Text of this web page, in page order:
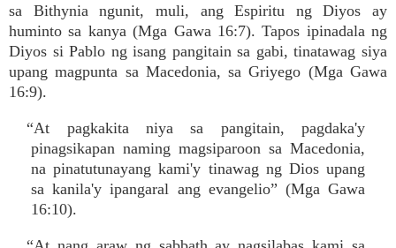
sa Bithynia ngunit, muli, ang Espiritu ng Diyos ay
huminto sa kanya (Mga Gawa 16:7). Tapos ipinadala ng
Diyos si Pablo ng isang pangitain sa gabi, tinatawag siya
upang magpunta sa Macedonia, sa Griyego (Mga Gawa
16:9).
“At pagkakita niya sa pangitain, pagdaka'y
pinagsikapan naming magsiparoon sa Macedonia,
na pinatutunayang kami'y tinawag ng Dios upang
sa kanila'y ipangaral ang evangelio” (Mga Gawa
16:10).